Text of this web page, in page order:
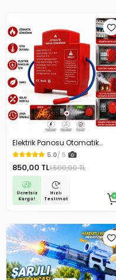
Elektrik Panosu Otomatik
Yangın Söndürücü Isıya
Duyarlı Sigorta Kutusu Yangın
Söndürme Cihazı
5.0/ 5
850,00 TL1.500,00 TL
Ücretsiz
Kargo!
Hızlı
Teslimat